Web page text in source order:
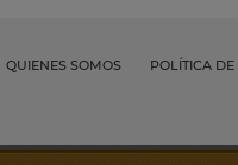
QUIENES SOMOS POLÍTICA DE